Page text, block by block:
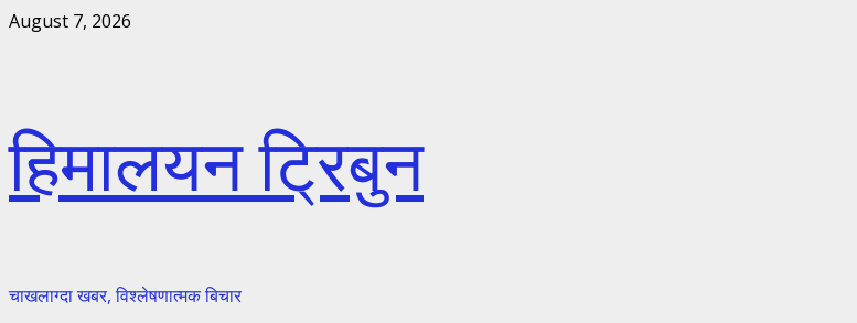
Skip
August 7, 2026
हिमालयन ट्रिबुन
चाखलाग्दा खबर, विश्लेषणात्मक बिचार